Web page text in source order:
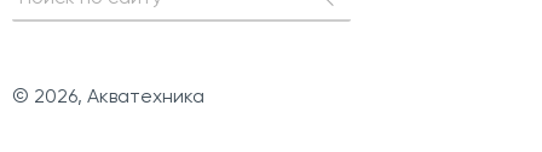
© 2026, Акватехника